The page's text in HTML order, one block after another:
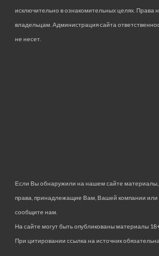
исключительно в ознакомительных целях.
владельцам. Администрация сайта
не несет.
Если Вы обнаружили на нашем сайте материалы,
права, принадлежащие Вам, Вашей компании или
сообщите нам.
На сайте могут быть опубликованы материалы
При цитировании ссылка на источник обязательна.